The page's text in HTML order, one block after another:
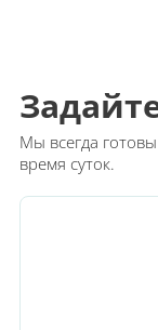
Мы всегда
время суток.